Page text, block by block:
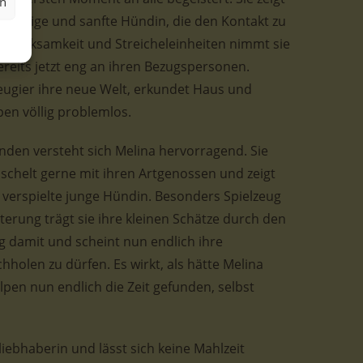
ruhige und sanfte Hündin, die den Kontakt zu
und Streicheleinheiten nimmt sie
jetzt eng an ihren Bezugspersonen.
ihre neue Welt, erkundet Haus und
völlig problemlos.
versteht sich Melina hervorragend. Sie
gerne mit ihren Artgenossen und zeigt
junge Hündin. Besonders Spielzeug
trägt sie ihre kleinen Schätze durch den
damit und scheint nun endlich ihre
zu dürfen. Es wirkt, als hätte Melina
nun endlich die Zeit gefunden, selbst
und lässt sich keine Mahlzeit